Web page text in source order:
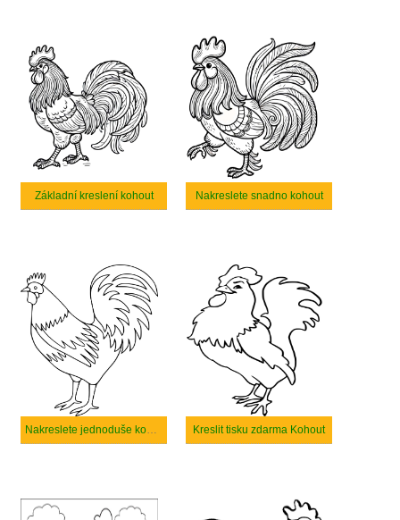
Základní kreslení kohout Nakreslete snadno kohout
Nakreslete jednoduše kohout Kreslit tisku zdarma Kohout